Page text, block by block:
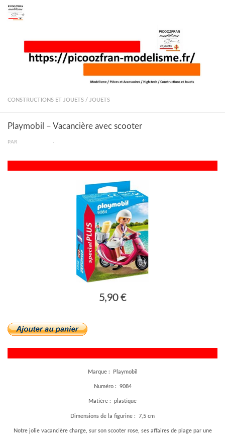
Skip to content
CONSTRUCTIONS ET JOUETS / JOUETS
Playmobil – Vacancière avec scooter
PAR ·
5,90 €
Marque : Playmobil
Numéro : 9084
Matière : plastique
Dimensions de la figurine : 7,5 cm
Notre jolie vacancière charge, sur son scooter rose, ses affaires de plage par une